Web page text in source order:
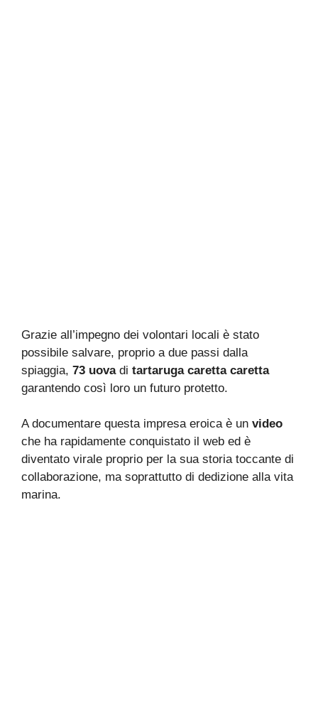
Grazie all’impegno dei volontari locali è stato
possibile salvare, proprio a due passi dalla
spiaggia, 73 uovadi tartaruga caretta caretta
garantendo così loro un futuro protetto.
A documentare questa impresa eroica è un video
che ha rapidamente conquistato il web ed è
diventato virale proprio per la sua storia toccante di
collaborazione, ma soprattutto di dedizione alla vita
marina.